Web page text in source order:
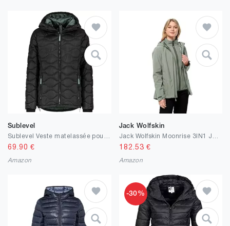
Sublevel
69.90 €
Amazon
Jack Wolfskin
182.53 €
Amazon
-30%